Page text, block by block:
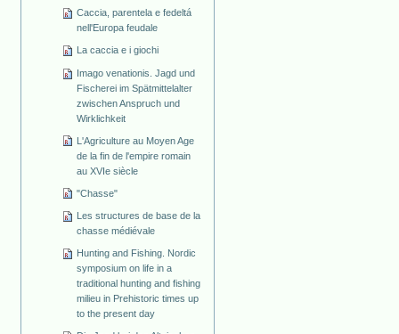
Caccia, parentela e fedeltá
nell'Europa feudale
La caccia e i giochi
Imago venationis. Jagd und
Fischerei im Spätmittelalter
zwischen Anspruch und
Wirklichkeit
L'Agriculture au Moyen Age
de la fin de l'empire romain
au XVIe siècle
"Chasse"
Les structures de base de la
chasse médiévale
Hunting and Fishing. Nordic
symposium on life in a
traditional hunting and fishing
milieu in Prehistoric times up
to the present day